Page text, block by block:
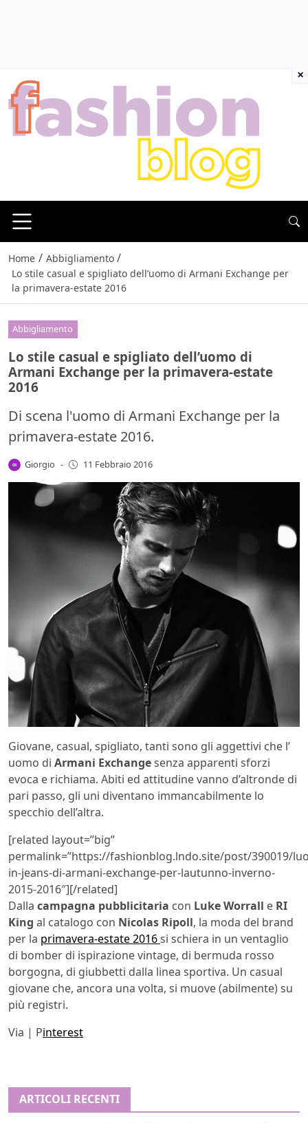
Home / Abbigliamento /
Lo stile casual e spigliato dell’uomo di Armani Exchange per
la primavera-estate 2016
Abbigliamento
Lo stile casual e spigliato dell’uomo di
Armani Exchange per la primavera-estate
2016
Di scena l'uomo di Armani Exchange per la
primavera-estate 2016.
Giorgio - 11 Febbraio 2016
Giovane, casual, spigliato, tanti sono gli aggettivi che l’
uomo di Armani Exchangesenza apparenti sforzi
evoca e richiama. Abiti ed attitudine vanno d’altronde di
pari passo, gli uni diventano immancabilmente lo
specchio dell’altra.
[related layout=”big”
permalink=”https://fashionblog.lndo.site/post/390019/
in-jeans-di-armani-exchange-per-lautunno-inverno-
2015-2016″][/related]
Dalla campagna pubblicitaria con Luke Worrall e RI
King al catalogo con Nicolas Ripoll, la moda del brand
per la primavera-estate 2016si schiera in un ventaglio
di bomber di ispirazione vintage, di bermuda rosso
borgogna, di giubbetti dalla linea sportiva. Un casual
giovane che, ancora una volta, si muove (abilmente) su
più registri.
Via | Pinterest
ARTICOLI RECENTI
×